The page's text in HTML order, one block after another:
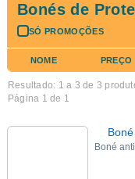
Bonés de
SÓ PROMOÇÕES
NOME PREÇO
Resultado: 1 a 3 de 3
Página 1 de 1
Boné